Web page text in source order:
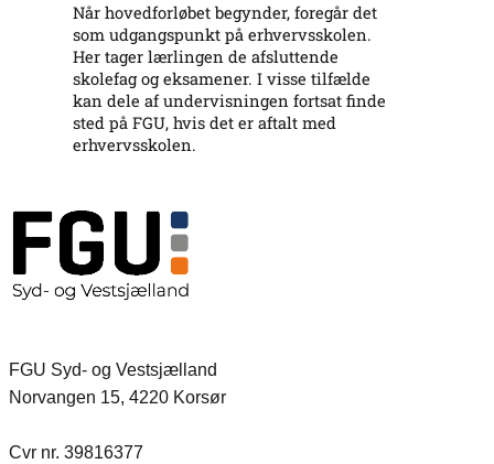
Når hovedforløbet begynder, foregår det
som udgangspunkt på erhvervsskolen.
Her tager lærlingen de afsluttende
skolefag og eksamener. I visse tilfælde
kan dele af undervisningen fortsat finde
sted på FGU, hvis det er aftalt med
erhvervsskolen.
FGU Syd- og Vestsjælland
Norvangen 15, 4220 Korsør
Cvr nr. 39816377